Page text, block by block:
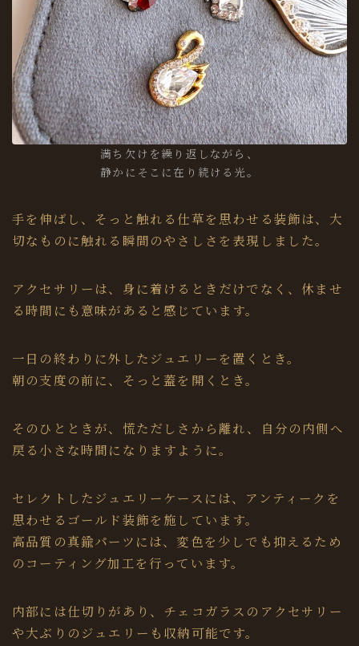
満ち欠けを繰り返しながら、
静かにそこに在り続ける光。
手を伸ばし、そっと触れる仕草を思わせる装飾は、大
切なものに触れる瞬間のやさしさを表現しました。
アクセサリーは、身に着けるときだけでなく、休ませ
る時間にも意味があると感じています。
一日の終わりに外したジュエリーを置くとき。
朝の支度の前に、そっと蓋を開くとき。
そのひとときが、慌ただしさから離れ、自分の内側へ
戻る小さな時間になりますように。
セレクトしたジュエリーケースには、アンティークを
思わせるゴールド装飾を施しています。
高品質の真鍮パーツには、変色を少しでも抑えるため
のコーティング加工を行っています。
内部には仕切りがあり、チェコガラスのアクセサリー
や大ぶりのジュエリーも収納可能です。